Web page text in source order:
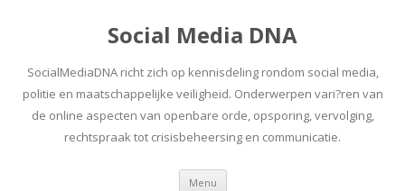
Social Media DNA
SocialMediaDNA richt zich op kennisdeling rondom social media,
politie en maatschappelijke veiligheid. Onderwerpen vari?ren van
de online aspecten van openbare orde, opsporing, vervolging,
rechtspraak tot crisisbeheersing en communicatie.
Menu Spring